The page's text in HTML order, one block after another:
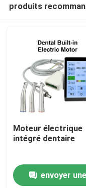
A propos de nous
produits
Moteur électrique
intégré dentaire
envoyer une